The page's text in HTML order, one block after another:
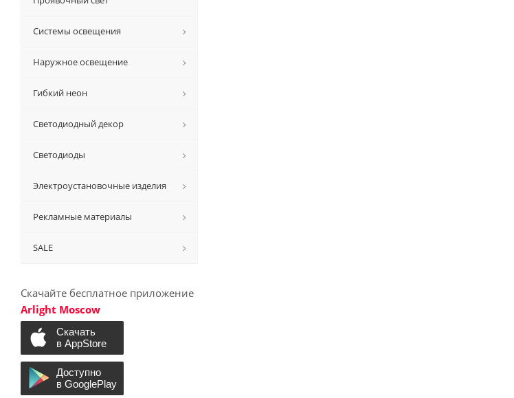
Системы освещения
Наружное освещение
Гибкий неон
Светодиодный декор
Светодиоды
Электроустановочные изделия
Рекламные материалы
SALE
Скачайте бесплатное приложение
Arlight Moscow